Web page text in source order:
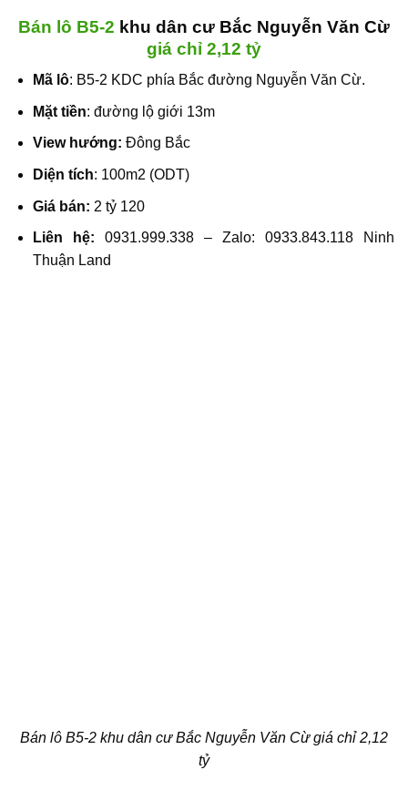
Bán lô B5-2 khu dân cư Bắc Nguyễn Văn Cừ
giá chỉ 2,12 tỷ
Mã lô: B5-2 KDC phía Bắc đường Nguyễn Văn Cừ.
Mặt tiền: đường lộ giới 13m
View hướng: Đông Bắc
Diện tích: 100m2 (ODT)
Giá bán: 2 tỷ 120
Liên hệ: 0931.999.338 – Zalo: 0933.843.118
Ninh
Thuận Land
Bán lô B5-2 khu dân cư Bắc Nguyễn Văn Cừ giá chỉ 2,12
tỷ